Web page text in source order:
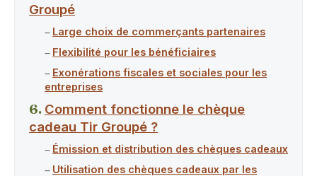
Groupé
Large choix de commerçants partenaires
Flexibilité pour les bénéficiaires
Exonérations fiscales et sociales pour les
entreprises
Comment fonctionne le chèque
cadeau Tir Groupé ?
Émission et distribution des chèques cadeaux
Utilisation des chèques cadeaux par les